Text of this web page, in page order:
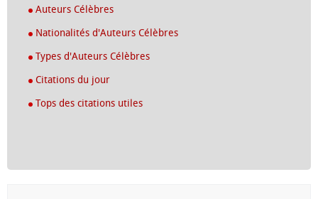
Auteurs Célèbres
Nationalités d'Auteurs Célèbres
Types d'Auteurs Célèbres
Citations du jour
Tops des citations utiles